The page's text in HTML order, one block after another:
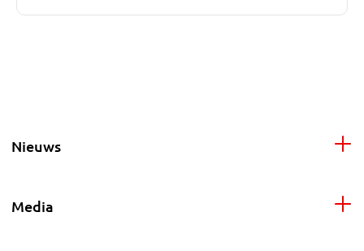
Nieuws
Media